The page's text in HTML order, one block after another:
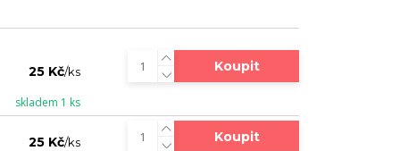
25 Kč/ks
skladem 1 ks
Koupit
25 Kč/ks Koupit